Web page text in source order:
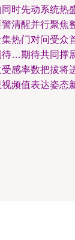
时先动系统热
清醒并行聚焦
热门对问受众
…期待共同撑
感率数把拔将
频值表达姿态